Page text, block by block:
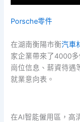
Porsche零件
在湖南衡陽市衡汽車
家企業帶來了4000
崗位信息、薪資待遇
就業意向表。
在AI智能僱用區，高